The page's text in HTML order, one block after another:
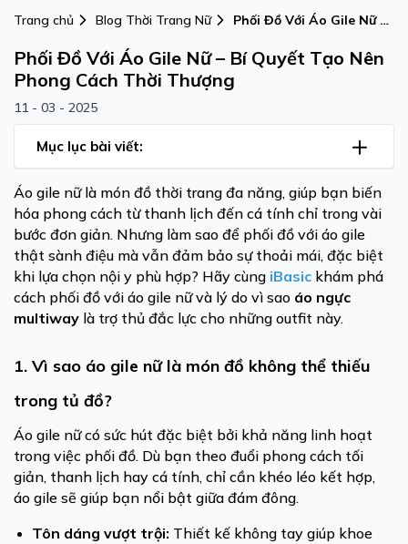
Trang chủ Blog Thời Trang Nữ
Phối Đồ Với Áo Gile Nữ –
Cách Thời Thượng
Phối Đồ Với Áo Gile Nữ – Bí Quyết Tạo Nên
Phong Cách Thời Thượng
11 - 03 - 2025
Mục lục bài viết:
Áo gile nữ là món đồ thời trang đa năng, giúp bạn biến
hóa phong cách từ thanh lịch đến cá tính chỉ trong vài
bước đơn giản. Nhưng làm sao để phối đồ với áo gile
thật sành điệu mà vẫn đảm bảo sự thoải mái, đặc biệt
khi lựa chọn nội y phù hợp? Hãy cùng iBasic khám phá
cách phối đồ với áo gile nữ và lý do vì sao áo ngực
multiway là trợ thủ đắc lực cho những outfit này.
1. Vì sao áo gile nữ là món đồ không thể thiếu
trong tủ đồ?
Áo gile nữ có sức hút đặc biệt bởi khả năng linh hoạt
trong việc phối đồ. Dù bạn theo đuổi phong cách tối
giản, thanh lịch hay cá tính, chỉ cần khéo léo kết hợp,
áo gile sẽ giúp bạn nổi bật giữa đám đông.
Tôn dáng vượt trội: Thiết kế không tay giúp khoe